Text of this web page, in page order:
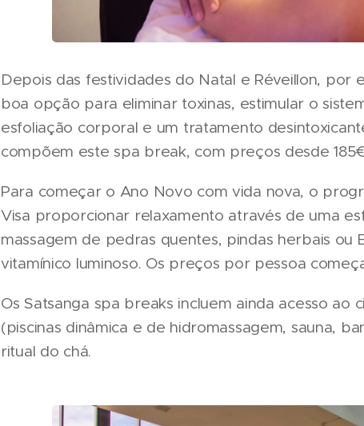
Depois das festividades do Natal e Réveillon,
boa opção para eliminar toxinas, estimular o
esfoliação corporal e um tratamento
compõem este spa break, com preços desde
Para começar o Ano Novo com vida nova, o
Visa proporcionar relaxamento através de uma
massagem de pedras quentes, pindas herbais ou
vitamínico luminoso. Os preços por pessoa
Os Satsanga spa breaks incluem ainda acesso
(piscinas dinâmica e de hidromassagem, sauna,
ritual do chá.